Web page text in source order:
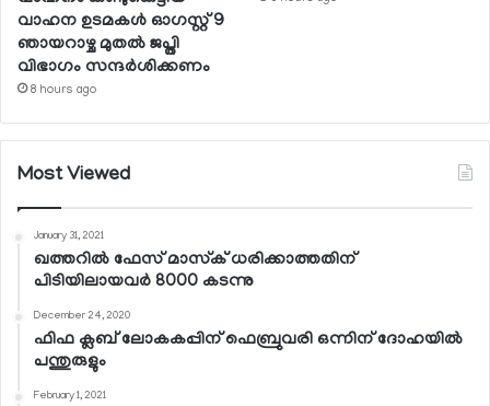
വാഹന ഉടമകള്‍ ഓഗസ്റ്റ് 9
ഞായറാഴ്ച മുതല്‍ ജപ്തി
വിഭാഗം സന്ദര്‍ശിക്കണം
8 hours ago
Most Viewed
January 31, 2021
ഖത്തറില്‍ ഫേസ് മാസ്‌ക് ധരിക്കാത്തതിന്
പിടിയിലായവര്‍ 8000 കടന്നു
December 24, 2020
ഫിഫ ക്ലബ് ലോകകപ്പിന് ഫെബ്രുവരി ഒന്നിന് ദോഹയില്‍
പന്തുരുളും
February 1, 2021